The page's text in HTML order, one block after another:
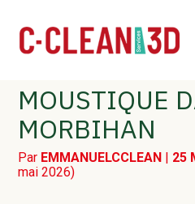
Aller
ANTI-FOURMIS DANS LE
DÉRATISATION
DESINSECTISATION
MOUSTIQUE
MORBIHAN
Par EMMANUELCCLEAN | 25
mai 2026)